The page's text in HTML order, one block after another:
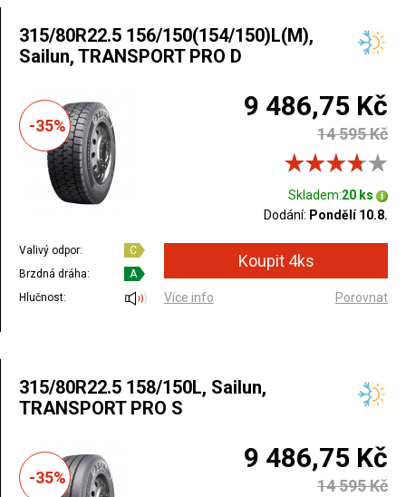
315/80R22.5 156/150(154/150)L(M),
Sailun, TRANSPORT PRO D
-35%
9 486,75 Kč
14 595 Kč
Skladem:20 ks
Dodání: Pondělí 10.8.
Valivý odpor:
C
Brzdná dráha:
A
Hlučnost:
Více info Porovnat
315/80R22.5 158/150L, Sailun,
TRANSPORT PRO S
-35%
9 486,75 Kč
14 595 Kč